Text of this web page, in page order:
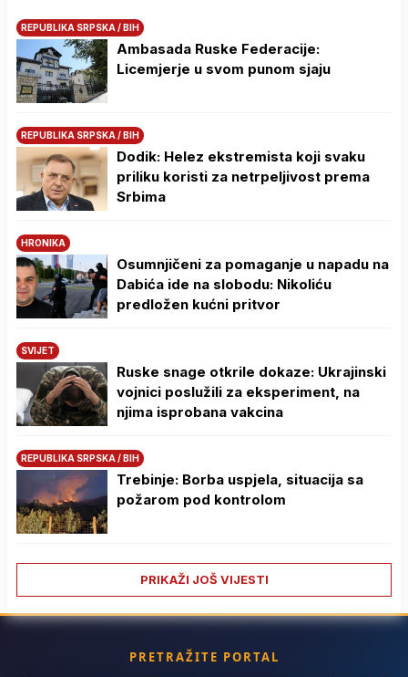
REPUBLIKA SRPSKA / BIH
Ambasada Ruske Federacije:
Licemjerje u svom punom sjaju
REPUBLIKA SRPSKA / BIH
Dodik: Helez ekstremista koji svaku
priliku koristi za netrpeljivost prema
Srbima
HRONIKA
Osumnjičeni za pomaganje u napadu na
Dabića ide na slobodu: Nikoliću
predložen kućni pritvor
SVIJET
Ruske snage otkrile dokaze: Ukrajinski
vojnici poslužili za eksperiment, na
njima isprobana vakcina
REPUBLIKA SRPSKA / BIH
Trebinje: Borba uspjela, situacija sa
požarom pod kontrolom
PRIKAŽI JOŠ VIJESTI
PRETRAŽITE PORTAL